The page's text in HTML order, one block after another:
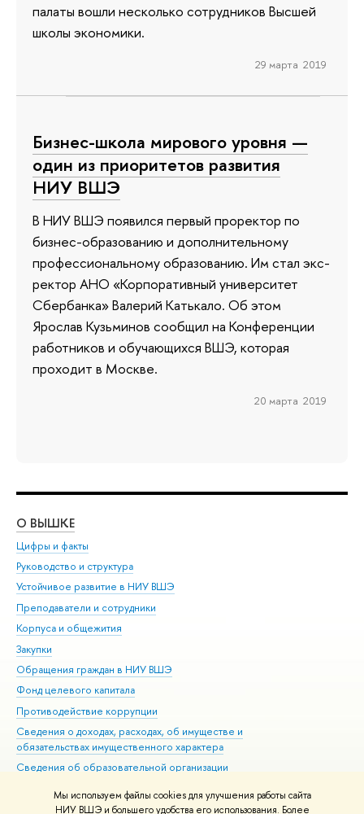
Мы используем файлы cookies для улучшения работы сайта
НИУ ВШЭ и большего удобства его использования. Более
палаты вошли несколько сотрудников Высшей
школы экономики.
29 марта 2019
Бизнес-школа мирового уровня —
один из приоритетов развития
НИУ ВШЭ
В НИУ ВШЭ появился первый проректор по
бизнес-образованию и дополнительному
профессиональному образованию. Им стал экс-
ректор АНО «Корпоративный университет
Сбербанка» Валерий Катькало. Об этом
Ярослав Кузьминов сообщил на Конференции
работников и обучающихся ВШЭ, которая
проходит в Москве.
20 марта 2019
О ВЫШКЕ
Цифры и факты
Руководство и структура
Устойчивое развитие в НИУ ВШЭ
Преподаватели и сотрудники
Корпуса и общежития
Закупки
Обращения граждан в НИУ ВШЭ
Фонд целевого капитала
Противодействие коррупции
Сведения о доходах, расходах, об имуществе и
обязательствах имущественного характера
Сведения об образовательной организации
Людям с ограниченными возможностями здоровья
Единая платежная страница